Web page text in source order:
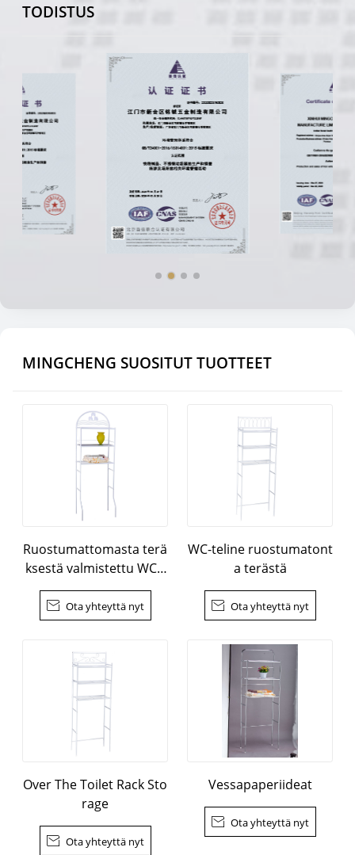
TODISTUS
MINGCHENG SUOSITUT TUOTTEET
Ruostumattomasta terä
ksestä valmistettu WC-t
eline
 Ota yhteyttä nyt
WC-teline ruostumatont
a terästä
 Ota yhteyttä nyt
Over The Toilet Rack Sto
rage
 Ota yhteyttä nyt
Vessapaperiideat
 Ota yhteyttä nyt